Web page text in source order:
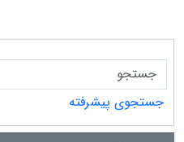
جستجوی پیشرفته